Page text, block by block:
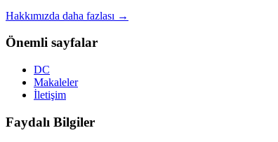
Hakkımızda daha fazlası →
Önemli sayfalar
DC
Makaleler
İletişim
Faydalı Bilgiler